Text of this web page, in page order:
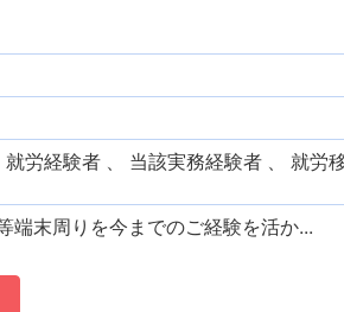
労経験者 、 当該実務経験者 、 就労
端末周りを今までのご経験を活か...